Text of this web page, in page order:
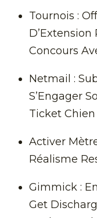
Tournois :
Concours
Netmail :
S’Engager
Ticket Chien
Activer
Réalisme
Gimmick :
Get